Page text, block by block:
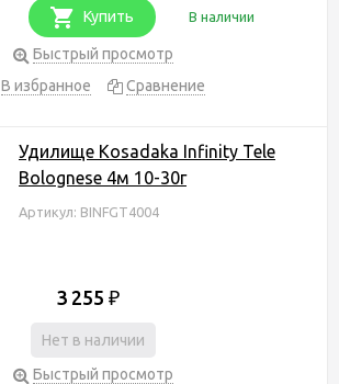
Купить В наличии
Быстрый просмотр
В избранное
Сравнение
Удилище Kosadaka Infinity Tele
Bolognese 4м 10-30г
Артикул: BINFGT4004
3 255 ₽
Нет в наличии
Быстрый просмотр